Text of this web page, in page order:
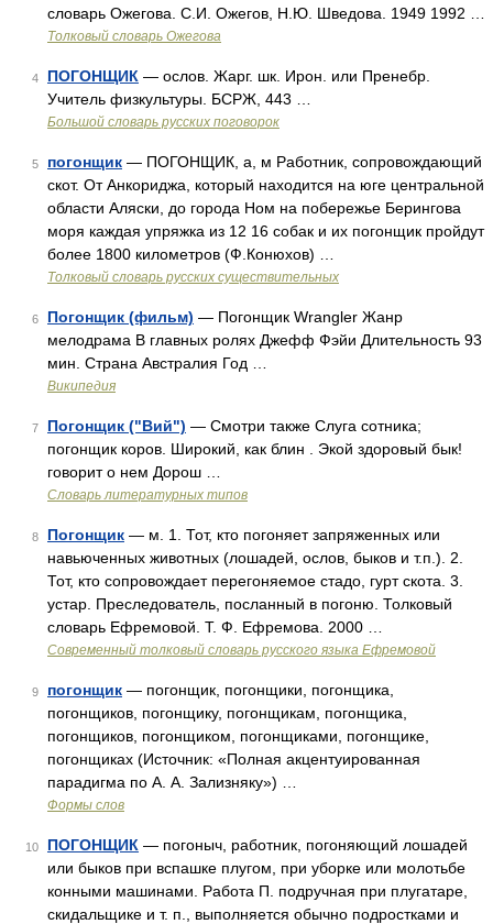
словарь Ожегова. С.И. Ожегов, Н.Ю. Шведова. 1949 1992 …
Толковый словарь Ожегова
4 ПОГОНЩИК — ослов. Жарг. шк. Ирон. или Пренебр.
Учитель физкультуры. БСРЖ, 443 …
Большой словарь русских поговорок
5 погонщик — ПОГОНЩИК, а, м Работник, сопровождающий
скот. От Анкориджа, который находится на юге центральной
области Аляски, до города Ном на побережье Берингова
моря каждая упряжка из 12 16 собак и их погонщик пройдут
более 1800 километров (Ф.Конюхов) …
Толковый словарь русских существительных
6 Погонщик (фильм) — Погонщик Wrangler Жанр
мелодрама В главных ролях Джефф Фэйи Длительность 93
мин. Страна Австралия Год …
Википедия
7 Погонщик ("Вий") — Смотри также Слуга сотника;
погонщик коров. Широкий, как блин . Экой здоровый бык!
говорит о нем Дорош …
Словарь литературных типов
8 Погонщик — м. 1. Тот, кто погоняет запряженных или
навьюченных животных (лошадей, ослов, быков и т.п.). 2.
Тот, кто сопровождает перегоняемое стадо, гурт скота. 3.
устар. Преследователь, посланный в погоню. Толковый
словарь Ефремовой. Т. Ф. Ефремова. 2000 …
Современный толковый словарь русского языка Ефремовой
9 погонщик — погонщик, погонщики, погонщика,
погонщиков, погонщику, погонщикам, погонщика,
погонщиков, погонщиком, погонщиками, погонщике,
погонщиках (Источник: «Полная акцентуированная
парадигма по А. А. Зализняку») …
Формы слов
10 ПОГОНЩИК — погоныч, работник, погоняющий лошадей
или быков при вспашке плугом, при уборке или молотьбе
конными машинами. Работа П. подручная при плугатаре,
скидальщике и т. п., выполняется обычно подростками и